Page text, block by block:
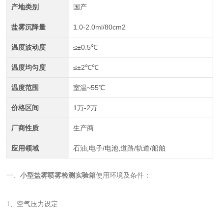
产地类别 国产
盐雾沉降量 1.0-2.0ml/80cm2
温度波动度 ≤±0.5℃
温度均匀度 ≤±2℃℃
温度范围 室温~55℃
价格区间 1万-2万
厂商性质 生产商
应用领域 石油,电子/电池,道路/轨道/船舶
一、小型盐雾喷雾检测实验箱使用环境及条件：
1、空气压力设定